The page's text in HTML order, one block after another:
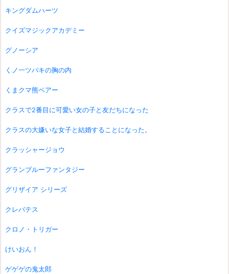
キングダムハーツ
クイズマジックアカデミー
グノーシア
くノ一ツバキの胸の内
くまクマ熊ベアー
クラスで2番目に可愛い女の子と友だちになった
クラスの大嫌いな女子と結婚することになった。
クラッシャージョウ
グランブルーファンタジー
グリザイア シリーズ
クレバテス
クロノ・トリガー
けいおん！
ゲゲゲの鬼太郎